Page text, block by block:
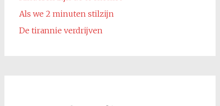
Als we 2 minuten stilzijn
De tirannie verdrijven